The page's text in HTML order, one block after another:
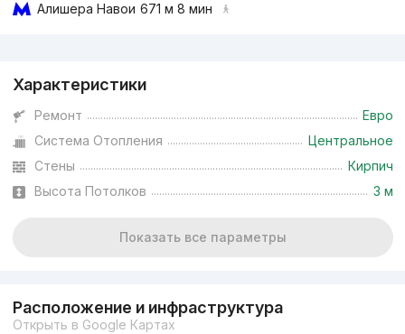
Алишера Навои 671 м 8 мин
Характеристики
Ремонт
Евро
Система Отопления
Центральное
Стены
Кирпич
Высота Потолков
3 м
Показать все параметры
Расположение и инфраструктура
Открыть в Google Картах